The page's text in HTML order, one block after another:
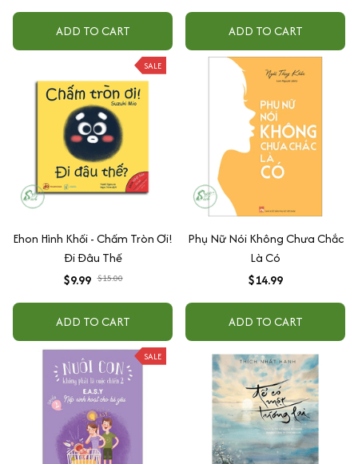
ADD TO CART ADD TO CART
SALE
Ehon Hình Khối - Chấm Tròn Ơi!
Đi Đâu Thế
$9.99 $15.00
ADD TO CART
Phụ Nữ Nói Không Chưa Chắc
Là Có
$14.99
ADD TO CART
SALE